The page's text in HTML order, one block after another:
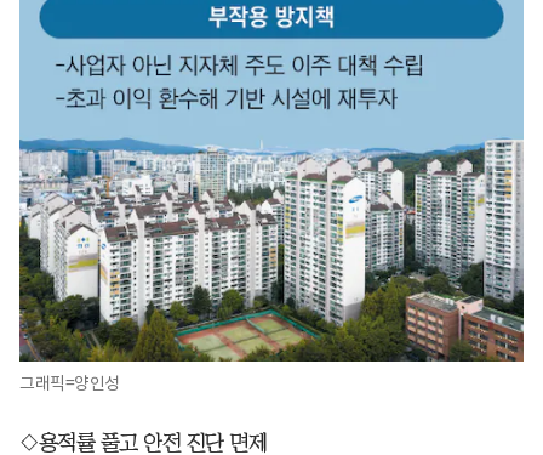
그래픽=양인성
◇용적률 풀고 안전 진단 면제